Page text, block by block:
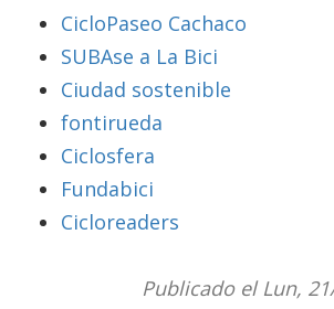
CicloPaseo Cachaco
SUBAse a La Bici
Ciudad sostenible
fontirueda
Ciclosfera
Fundabici
Cicloreaders
Publicado el Lun,